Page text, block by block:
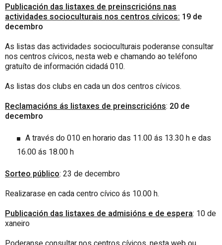
Publicación das listaxes de preinscricións nas
actividades socioculturais nos centros cívicos: 19 de
decembro
As listas das actividades socioculturais poderanse consultar
nos centros cívicos, nesta web e chamando ao teléfono
gratuíto de información cidadá 010.
As listas dos clubs en cada un dos centros cívicos.
Reclamacións ás listaxes de preinscricións: 20 de
decembro
A través do 010 en horario das 11.00 ás 13.30 h e das
16.00 ás 18.00 h
Sorteo público: 23 de decembro
Realizarase en cada centro cívico ás 10.00 h.
Publicación das listaxes de admisións e de espera: 10 de
xaneiro